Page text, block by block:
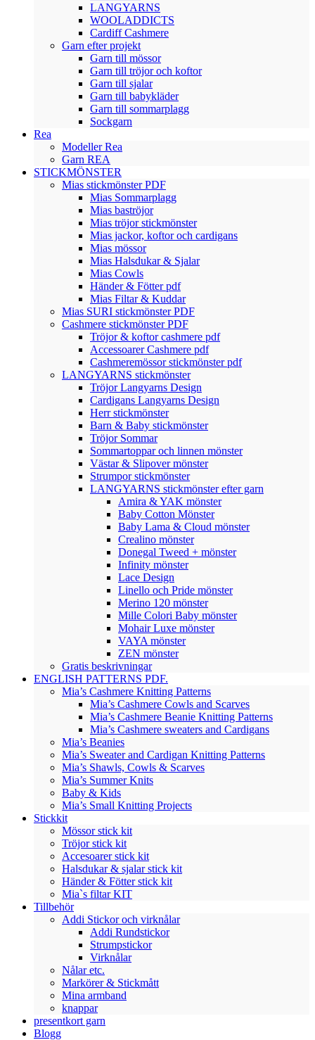
LANGYARNS
WOOLADDICTS
Cardiff Cashmere
Garn efter projekt
Garn till mössor
Garn till tröjor och koftor
Garn till sjalar
Garn till babykläder
Garn till sommarplagg
Sockgarn
Rea
Modeller Rea
Garn REA
STICKMÖNSTER
Mias stickmönster PDF
Mias Sommarplagg
Mias baströjor
Mias tröjor stickmönster
Mias jackor, koftor och cardigans
Mias mössor
Mias Halsdukar & Sjalar
Mias Cowls
Händer & Fötter pdf
Mias Filtar & Kuddar
Mias SURI stickmönster PDF
Cashmere stickmönster PDF
Tröjor & koftor cashmere pdf
Accessoarer Cashmere pdf
Cashmeremössor stickmönster pdf
LANGYARNS stickmönster
Tröjor Langyarns Design
Cardigans Langyarns Design
Herr stickmönster
Barn & Baby stickmönster
Tröjor Sommar
Sommartoppar och linnen mönster
Västar & Slipover mönster
Strumpor stickmönster
LANGYARNS stickmönster efter garn
Amira & YAK mönster
Baby Cotton Mönster
Baby Lama & Cloud mönster
Crealino mönster
Donegal Tweed + mönster
Infinity mönster
Lace Design
Linello och Pride mönster
Merino 120 mönster
Mille Colori Baby mönster
Mohair Luxe mönster
VAYA mönster
ZEN mönster
Gratis beskrivningar
ENGLISH PATTERNS PDF.
Mia’s Cashmere Knitting Patterns
Mia’s Cashmere Cowls and Scarves
Mia’s Cashmere Beanie Knitting Patterns
Mia’s Cashmere sweaters and Cardigans
Mia’s Beanies
Mia’s Sweater and Cardigan Knitting Patterns
Mia’s Shawls, Cowls & Scarves
Mia’s Summer Knits
Baby & Kids
Mia’s Small Knitting Projects
Stickkit
Mössor stick kit
Tröjor stick kit
Accesoarer stick kit
Halsdukar & sjalar stick kit
Händer & Fötter stick kit
Mia`s filtar KIT
Tillbehör
Addi Stickor och virknålar
Addi Rundstickor
Strumpstickor
Virknålar
Nålar etc.
Markörer & Stickmått
Mina armband
knappar
presentkort garn
Blogg